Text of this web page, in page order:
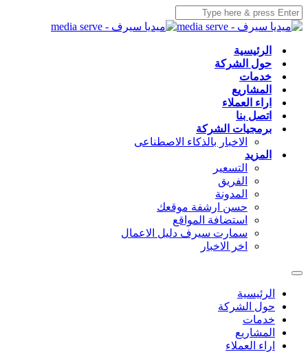
الرئيسية
حول الشركة
خدمات
المشاريع
اراء العملاء
اتصل بنا
برمجيات الشركة
الاخبار بالذكاء الاصطناعى
المزيد
التسعير
الفريق
المدونة
حسن ارشفة موقعك
استضافة المواقع
سمارت سيرف دليل الاعمال
اخر الاخبار
الرئيسية
حول الشركة
خدمات
المشاريع
اراء العملاء